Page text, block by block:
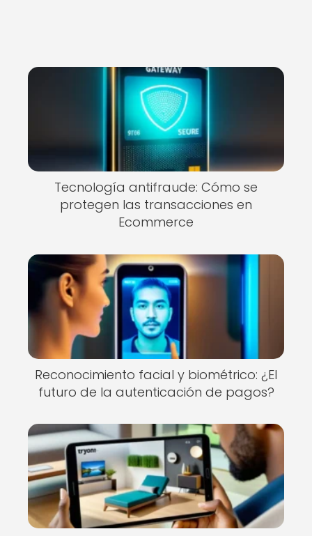
Tecnología antifraude: Cómo se
protegen las transacciones en
Ecommerce
Reconocimiento facial y biométrico: ¿El
futuro de la autenticación de pagos?